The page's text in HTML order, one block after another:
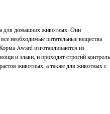
для домашних животных. Они
необходимые питательные вещества
Award изготавливаются из
и злаки, и проходят строгий контроль
животных, а также для животных с